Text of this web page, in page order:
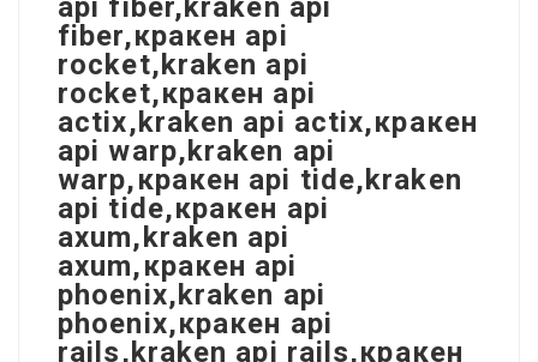
api fiber,kraken api
fiber,кракен api
rocket,kraken api
rocket,кракен api
actix,kraken api actix,кракен
api warp,kraken api
warp,кракен api tide,kraken
api tide,кракен api
axum,kraken api
axum,кракен api
phoenix,kraken api
phoenix,кракен api
rails,kraken api rails,кракен